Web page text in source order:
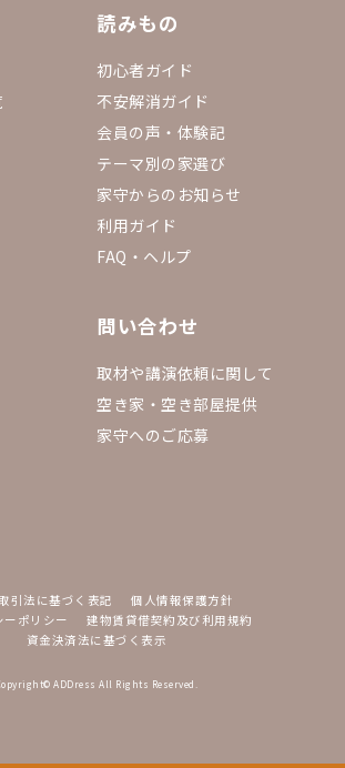
読みもの
初心者ガイド
不安解消ガイド
会員の声・体験記
テーマ別の家選び
家守からのお知らせ
利用ガイド
FAQ・ヘルプ
問い合わせ
取材や講演依頼に関して
空き家・空き部屋提供
家守へのご応募
引法に基づく表記
個人情報保護方針
ーポリシー
建物賃貸借契約及び利用規約
資金決済法に基づく表示
ADDress All Rights Reserved.